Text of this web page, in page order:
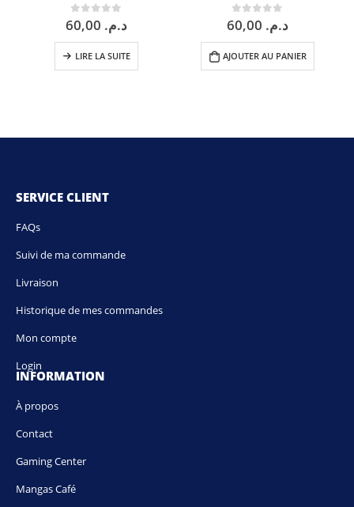
0sur 5د.م.
LIRE LA SUITE
0sur 5د.م.
AJOUTER AU PANIER
SERVICE CLIENT
FAQs
Suivi de ma commande
Livraison
Historique de mes commandes
Mon compte
Login
INFORMATION
À propos
Contact
Gaming Center
Mangas Café